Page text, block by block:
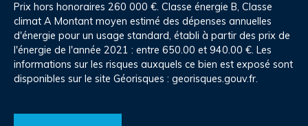
Prix hors honoraires 260 000 €. Classe énergie B, Classe
climat A Montant moyen estimé des dépenses annuelles
d'énergie pour un usage standard, établi à partir des prix de
l'énergie de l'année 2021 : entre 650.00 et 940.00 €. Les
informations sur les risques auxquels ce bien est exposé sont
disponibles sur le site Géorisques : georisques.gouv.fr.